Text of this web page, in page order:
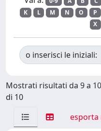
K
L M N O P
X
o inserisci le iniziali:
Mostrati risultati da 9 a 10
di 10
esporta